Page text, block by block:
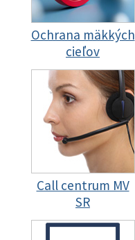
Ochrana mäkkých
cieľov
Call centrum MV
SR